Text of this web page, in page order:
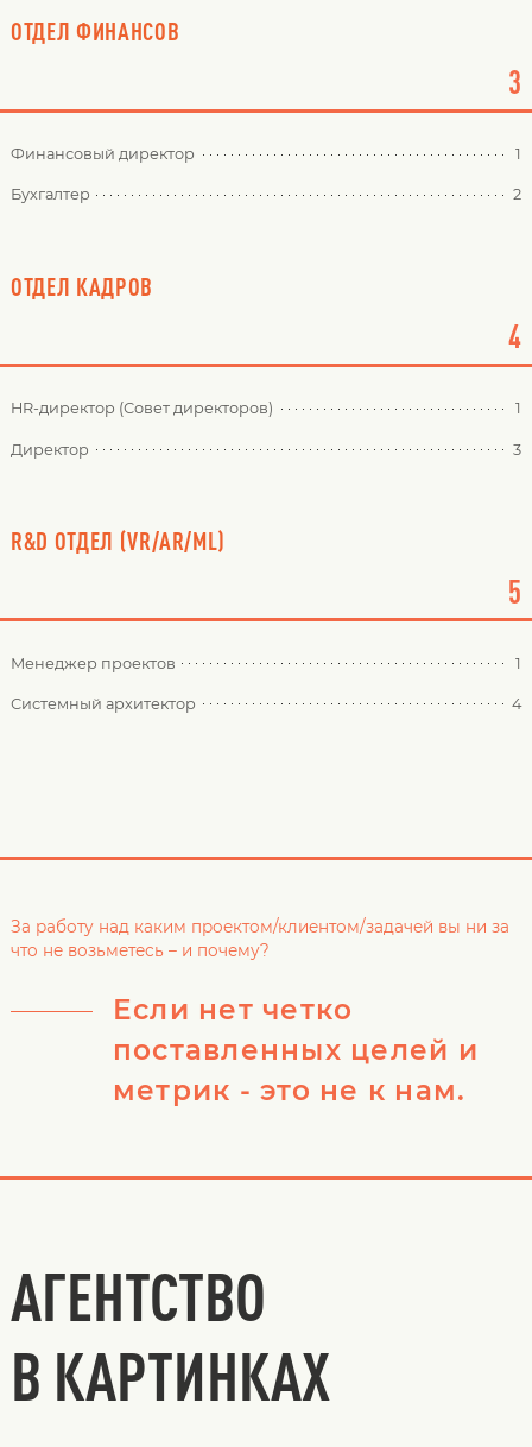
ОТДЕЛ ФИНАНСОВ
3
Финансовый директор 1
Бухгалтер 2
ОТДЕЛ КАДРОВ
4
HR-директор (Совет директоров) 1
Директор 3
R&D ОТДЕЛ (VR/AR/ML)
5
Менеджер проектов 1
Системный архитектор 4
За работу над каким проектом/клиентом/задачей вы ни за
что не возьметесь – и почему?
Если нет четко
поставленных целей и
метрик - это не к нам.
АГЕНТСТВО
В КАРТИНКАХ